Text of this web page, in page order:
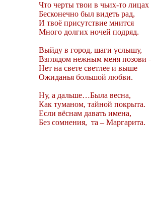
Что черты твои в чьих-то лицах
Бесконечно был видеть рад,
И твоё присутствие мнится
Много долгих ночей подряд.
Выйду в город, шаги услышу,
Взглядом нежным меня позови
Нет на свете светлее и выше
Ожиданья большой любви.
Ну, а дальше…Была весна,
Как туманом, тайной покрыта.
Если вёснам давать имена,
Без сомнения, та – Маргарита.